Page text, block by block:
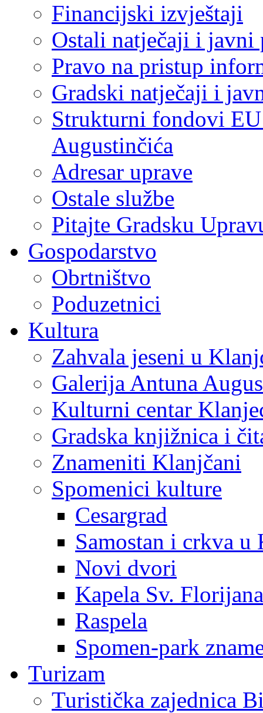
Financijski izvještaji
Ostali natječaji i javni
Pravo na pristup
Gradski natječaji i
Strukturni fondovi
Augustinčića
Adresar uprave
Ostale službe
Pitajte Gradsku
Gospodarstvo
Obrtništvo
Poduzetnici
Kultura
Zahvala jeseni u
Galerija Antuna
Kulturni centar
Gradska knjižnica i
Znameniti Klanjčani
Spomenici kulture
Cesargrad
Samostan i crkva u
Novi dvori
Kapela Sv. Florijana
Raspela
Spomen-park
Turizam
Turistička zajednica